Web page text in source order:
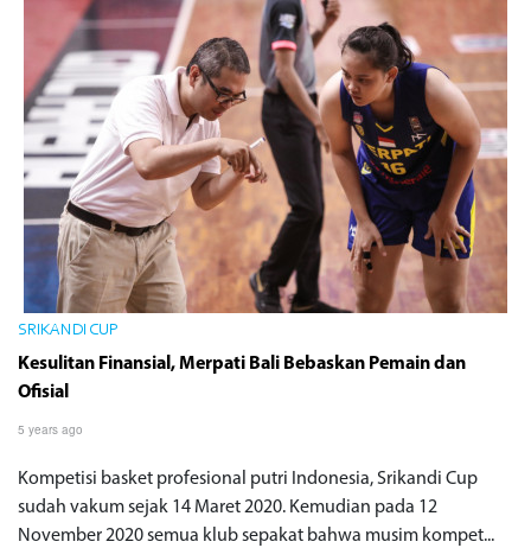
SRIKANDI CUP
Kesulitan Finansial, Merpati Bali Bebaskan Pemain dan
Ofisial
5 years ago
Kompetisi basket profesional putri Indonesia, Srikandi Cup
sudah vakum sejak 14 Maret 2020. Kemudian pada 12
November 2020 semua klub sepakat bahwa musim kompet...